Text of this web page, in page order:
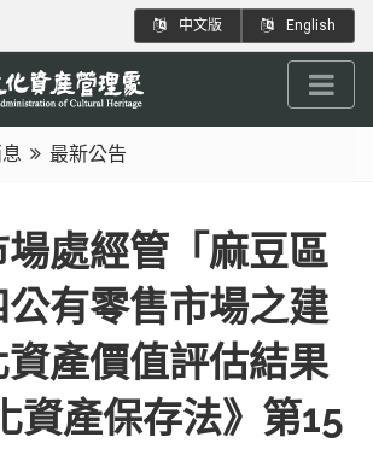
中文版 English
最新公告
處經管「麻豆區
有零售市場之建
產價值評估結果
資產保存法》第15